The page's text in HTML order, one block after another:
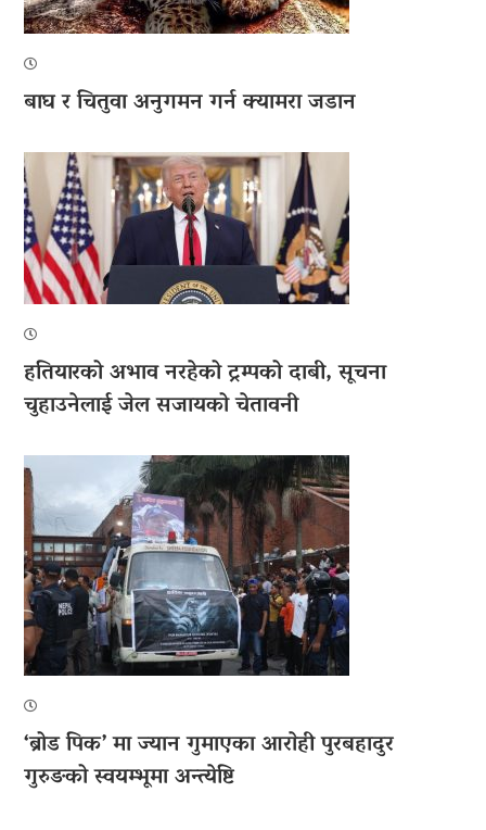
बाघ र चितुवा अनुगमन गर्न क्यामरा जडान
हतियारको अभाव नरहेको ट्रम्पको दाबी, सूचना
चुहाउनेलाई जेल सजायको चेतावनी
‘ब्रोड पिक’ मा ज्यान गुमाएका आराेही पुरबहादुर
गुरुङको स्वयम्भूमा अन्त्येष्टि